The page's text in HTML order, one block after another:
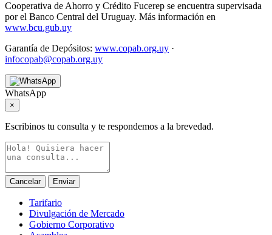
Cooperativa de Ahorro y Crédito Fucerep se encuentra supervisada
por el Banco Central del Uruguay. Más información en
www.bcu.gub.uy
Garantía de Depósitos: www.copab.org.uy ·
infocopab@copab.org.uy
WhatsApp
×
Escribinos tu consulta y te respondemos a la brevedad.
Cancelar Enviar
Tarifario
Divulgación de Mercado
Gobierno Corporativo